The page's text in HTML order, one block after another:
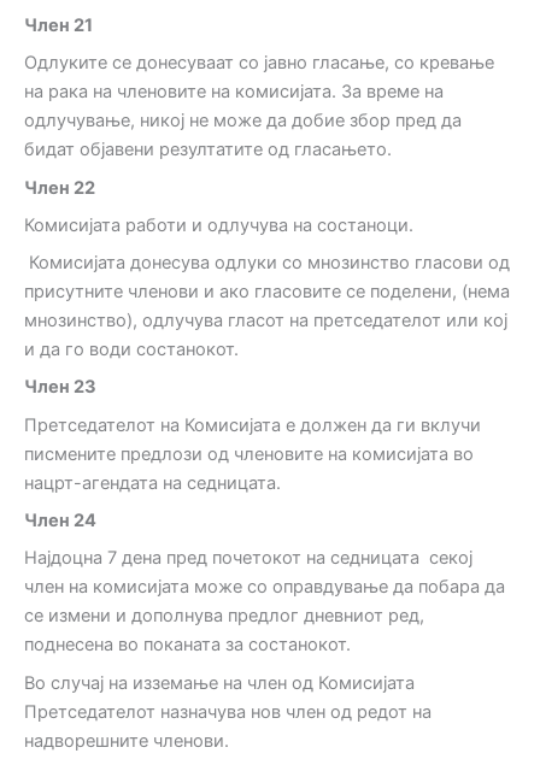
Член 21
Одлуките се донесуваат со јавно гласање, со кревање
на рака на членовите на комисијата. За време на
одлучување, никој не може да добие збор пред да
бидат објавени резултатите од гласањето.
Член 22
Комисијата работи и одлучува на состаноци.
Комисијата донесува одлуки со мнозинство гласови од
присутните членови и ако гласовите се поделени, (нема
мнозинство), одлучува гласот на претседателот или кој
и да го води состанокот.
Член 23
Претседателот на Комисијата е должен да ги вклучи
писмените предлози од членовите на комисијата во
нацрт-агендата на седницата.
Член 24
Најдоцна 7 дена пред почетокот на седницата секој
член на комисијата може со оправдување да побара да
се измени и дополнува предлог дневниот ред,
поднесена во поканата за состанокот.
Во случај на изземање на член од Комисијата
Претседателот назначува нов член од редот на
надворешните членови.